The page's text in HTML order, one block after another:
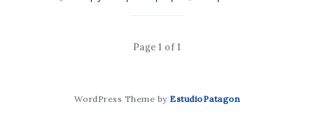
Page 1 of 1
WordPress Theme by EstudioPatagon